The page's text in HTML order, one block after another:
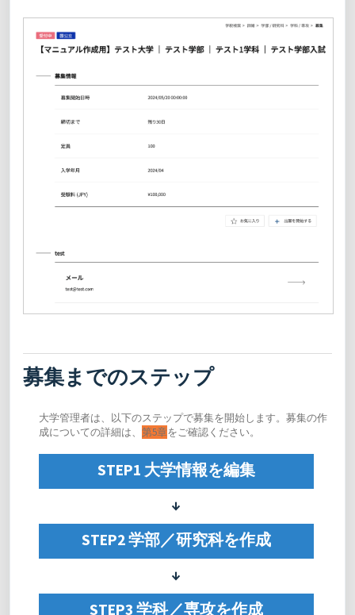
募集までのステップ
大学管理者は、以下のステップで募集を開始します。募集の作
成についての詳細は、 第5章をご確認ください。
STEP1 大学情報を編集
↓
STEP2 学部／研究科を作成
↓
STEP3 学科／専攻を作成